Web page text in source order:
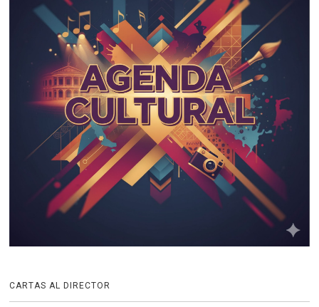
CARTAS AL DIRECTOR